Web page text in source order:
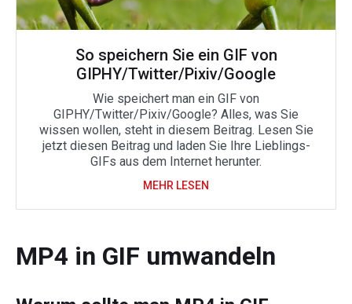
So speichern Sie ein GIF von
GIPHY/Twitter/Pixiv/Google
Wie speichert man ein GIF von
GIPHY/Twitter/Pixiv/Google? Alles, was Sie
wissen wollen, steht in diesem Beitrag. Lesen Sie
jetzt diesen Beitrag und laden Sie Ihre Lieblings-
GIFs aus dem Internet herunter.
MEHR LESEN
MP4 in GIF umwandeln